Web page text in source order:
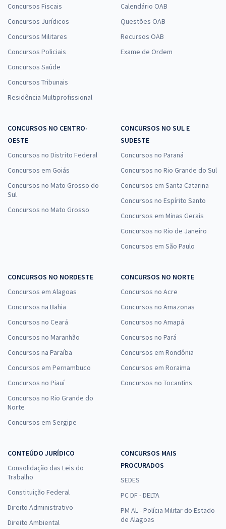
Concursos Fiscais
Concursos Jurídicos
Concursos Militares
Concursos Policiais
Concursos Saúde
Concursos Tribunais
Residência Multiprofissional
Calendário OAB
Questões OAB
Recursos OAB
Exame de Ordem
CONCURSOS NO CENTRO-
OESTE
Concursos no Distrito Federal
Concursos em Goiás
Concursos no Mato Grosso do
Sul
Concursos no Mato Grosso
CONCURSOS NO SUL E
SUDESTE
Concursos no Paraná
Concursos no Rio Grande do Sul
Concursos em Santa Catarina
Concursos no Espírito Santo
Concursos em Minas Gerais
Concursos no Rio de Janeiro
Concursos em São Paulo
CONCURSOS NO NORDESTE
Concursos em Alagoas
Concursos na Bahia
Concursos no Ceará
Concursos no Maranhão
Concursos na Paraíba
Concursos em Pernambuco
Concursos no Piauí
Concursos no Rio Grande do
Norte
Concursos em Sergipe
CONCURSOS NO NORTE
Concursos no Acre
Concursos no Amazonas
Concursos no Amapá
Concursos no Pará
Concursos em Rondônia
Concursos em Roraima
Concursos no Tocantins
CONTEÚDO JURÍDICO
Consolidação das Leis do
Trabalho
Constituição Federal
Direito Administrativo
Direito Ambiental
CONCURSOS MAIS
PROCURADOS
SEDES
PC DF - DELTA
PM AL - Polícia Militar do Estado
de Alagoas